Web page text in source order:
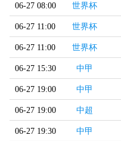
06-27 08:00 世界杯
06-27 11:00 世界杯
06-27 11:00 世界杯
06-27 15:30 中甲
06-27 19:00 中甲
06-27 19:00 中超
06-27 19:30 中甲